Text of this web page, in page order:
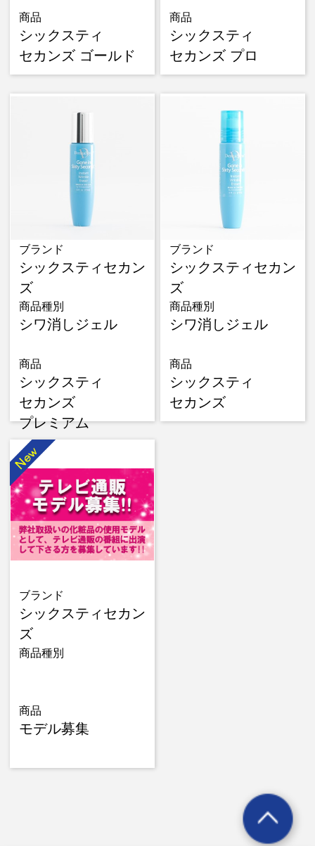
商品
シックスティ
セカンズ ゴールド
商品
シックスティ
セカンズ プロ
ブランド
シックスティセカン
ズ
商品種別
シワ消しジェル
商品
シックスティ
セカンズ
プレミアム
ブランド
シックスティセカン
ズ
商品種別
シワ消しジェル
商品
シックスティ
セカンズ
ブランド
シックスティセカン
ズ
商品種別
商品
モデル募集